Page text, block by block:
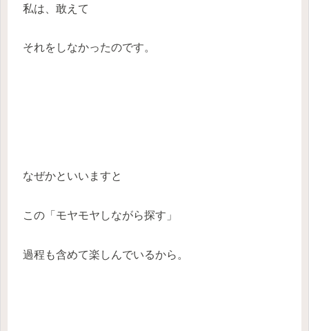
私は、敢えて
それをしなかったのです。
なぜかといいますと
この「モヤモヤしながら探す」
過程も含めて楽しんでいるから。